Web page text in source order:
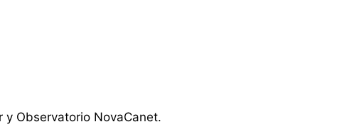
y Observatorio NovaCanet.